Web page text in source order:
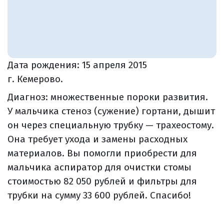
Дата рождения: 15 апреля 2015
г. Кемерово.
Диагноз: множественные пороки развития.
У мальчика стеноз (сужение) гортани, дышит
он через специальную трубку — трахеостому.
Она требует ухода и замены расходных
материалов. Вы помогли приобрести для
мальчика аспиратор для очистки стомы
стоимостью 82 050 рублей и фильтры для
трубки на сумму 33 600 рублей. Спасибо!